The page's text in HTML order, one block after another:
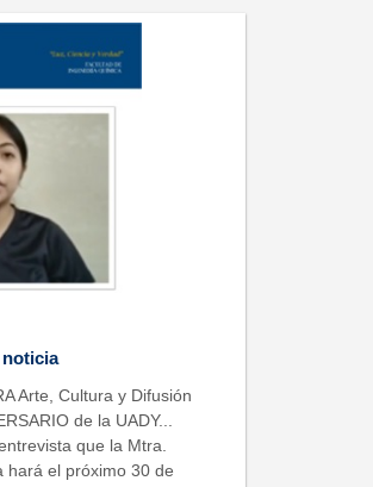
noticia
Arte, Cultura y Difusión
de la UADY...
que la Mtra.
hará el próximo 30 de